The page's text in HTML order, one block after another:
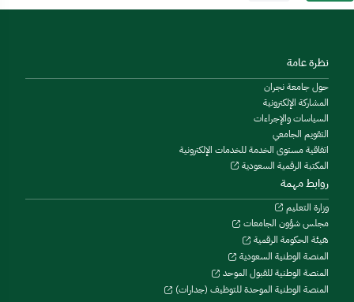
نظرة عامة
حول جامعة نجران
المشاركة الإلكترونية
السياسات والإجراءات
التقويم الجامعي
اتفاقية مستوى الخدمة للخدمات الإلكترونية
المكتبة الرقمية السعودية
روابط مهمة
وزارة التعليم
مجلس شؤون الجامعات
هيئة الحكومة الرقمية
المنصة الوطنية السعودية
المنصة الوطنية للقبول الموحد
المنصة الوطنية الموحدة للتوظيف (جدارات)